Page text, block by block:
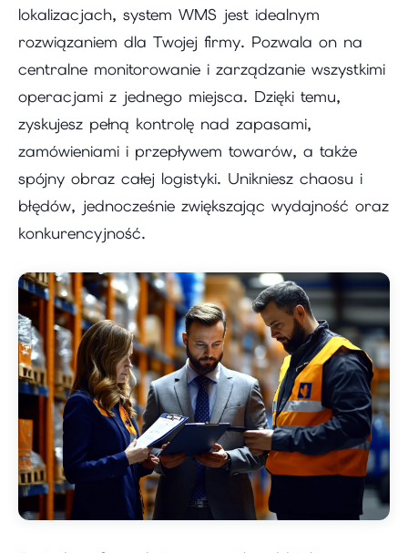
lokalizacjach, system WMS jest idealnym
rozwiązaniem dla Twojej firmy. Pozwala on na
centralne monitorowanie i zarządzanie wszystkimi
operacjami z jednego miejsca. Dzięki temu,
zyskujesz pełną kontrolę nad zapasami,
zamówieniami i przepływem towarów, a także
spójny obraz całej logistyki. Unikniesz chaosu i
błędów, jednocześnie zwiększając wydajność oraz
konkurencyjność.